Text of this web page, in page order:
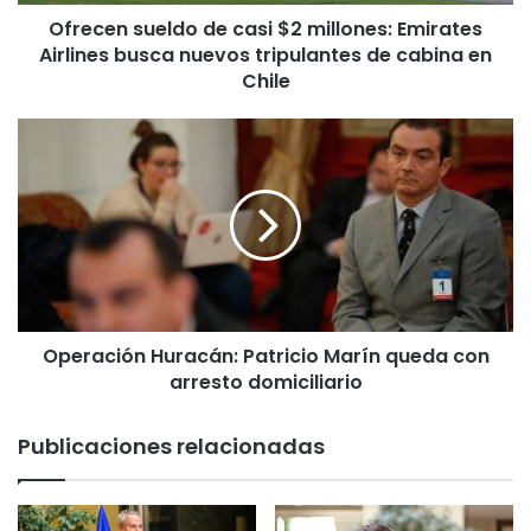
a
s
n
e
:
Ofrecen sueldo de casi $2 millones: Emirates
Airlines busca nuevos tripulantes de cabina en
Chile
r
a
n
c
á
n
Operación Huracán: Patricio Marín queda con
arresto domiciliario
Publicaciones relacionadas